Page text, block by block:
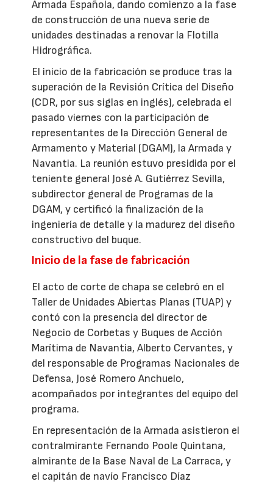
Armada Española, dando comienzo a la fase
de construcción de una nueva serie de
unidades destinadas a renovar la Flotilla
Hidrográfica.
El inicio de la fabricación se produce tras la
superación de la Revisión Crítica del Diseño
(CDR, por sus siglas en inglés), celebrada el
pasado viernes con la participación de
representantes de la Dirección General de
Armamento y Material (DGAM), la Armada y
Navantia. La reunión estuvo presidida por el
teniente general José A. Gutiérrez Sevilla,
subdirector general de Programas de la
DGAM, y certificó la finalización de la
ingeniería de detalle y la madurez del diseño
constructivo del buque.
Inicio de la fase de fabricación
El acto de corte de chapa se celebró en el
Taller de Unidades Abiertas Planas (TUAP) y
contó con la presencia del director de
Negocio de Corbetas y Buques de Acción
Marítima de Navantia, Alberto Cervantes, y
del responsable de Programas Nacionales de
Defensa, José Romero Anchuelo,
acompañados por integrantes del equipo del
programa.
En representación de la Armada asistieron el
contralmirante Fernando Poole Quintana,
almirante de la Base Naval de La Carraca, y
el capitán de navío Francisco Díaz